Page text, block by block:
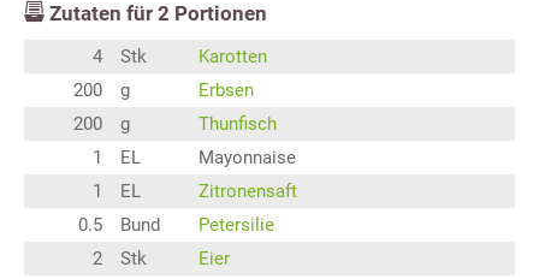
Zutaten für 2 Portionen
4 Stk
Karotten
200
g
Erbsen
200
g
Thunfisch
1
EL
Mayonnaise
1
EL
Zitronensaft
0.5
Bund
Petersilie
2
Stk
Eier